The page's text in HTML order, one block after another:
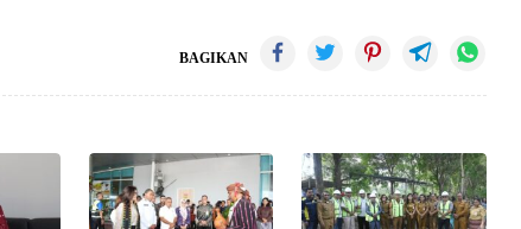
BAGIKAN